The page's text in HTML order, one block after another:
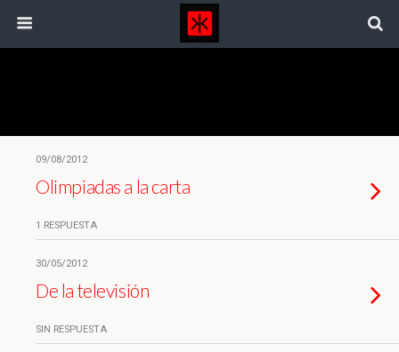
09/08/2012
Olimpiadas a la carta
1 RESPUESTA
30/05/2012
De la televisión
SIN RESPUESTA